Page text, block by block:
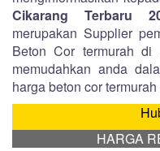
Cikarang Terbaru
merupakan Supplier
Beton Cor termurah di
memudahkan anda
harga beton cor
HARGA